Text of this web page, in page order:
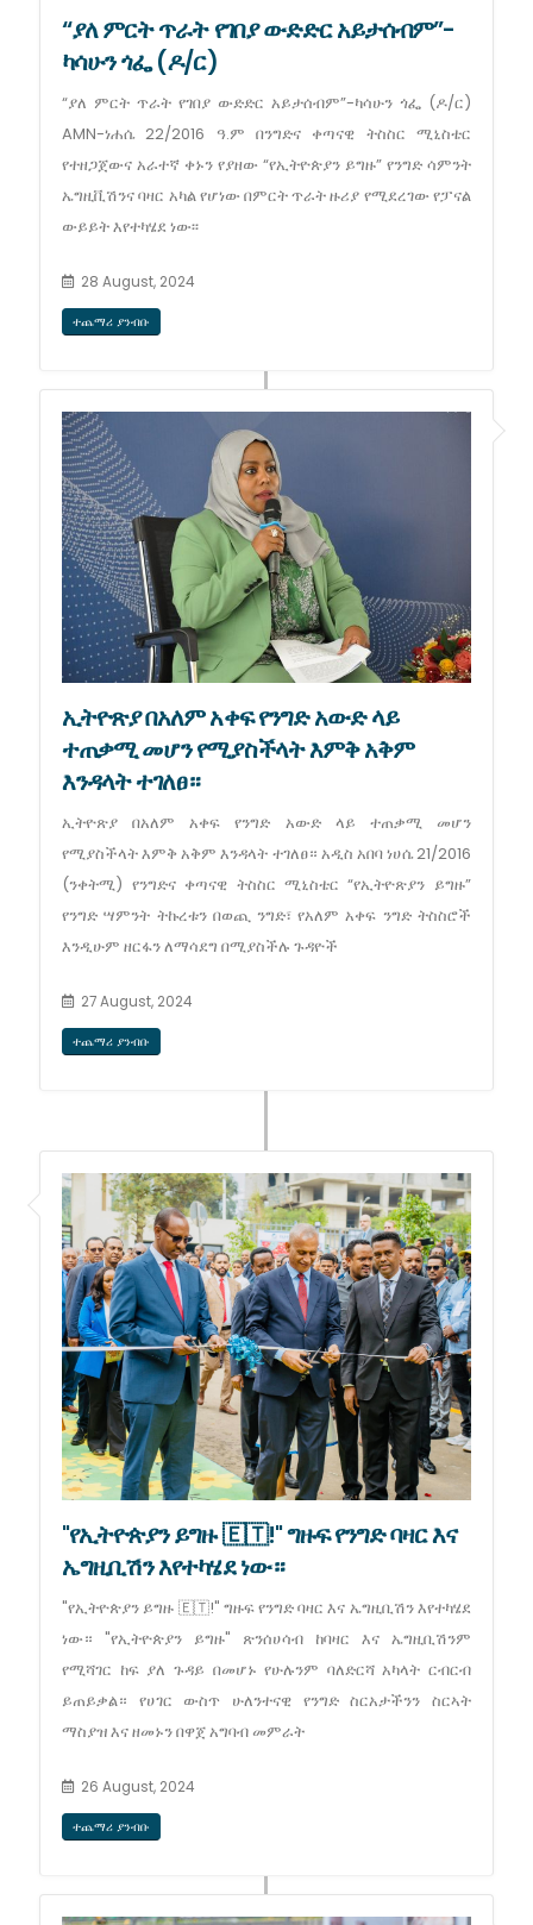
“ያለ ምርት ጥራት የገበያ ውድድር አይታሰብም”-
ካሳሁን ጎፌ (ዶ/ር)
“ያለ ምርት ጥራት የገበያ ውድድር አይታሰብም”-ካሳሁን ጎፌ (ዶ/ር)
AMN-ነሐሴ 22/2016 ዓ.ም በንግድና ቀጣናዊ ትስስር ሚኒስቴር
የተዘጋጀውና አራተኛ ቀኑን የያዘው “የኢትዮጵያን ይግዙ” የንግድ ሳምንት
ኤግዚቪሽንና ባዛር አካል የሆነው በምርት ጥራት ዙሪያ የሚደረገው የፓናል
ውይይት እየተካሄደ ነው፡፡
28 August, 2024
ተጨማሪ ያንብቡ
ኢትዮጽያ በአለም አቀፍ የንግድ አውድ ላይ
ተጠቃሚ መሆን የሚያስችላት እምቅ አቅም
እንዳላት ተገለፀ።
ኢትዮጽያ በአለም አቀፍ የንግድ አውድ ላይ ተጠቃሚ መሆን
የሚያስችላት እምቅ አቅም እንዳላት ተገለፀ። አዲስ አበባ ነሀሴ 21/2016
(ንቀትሚ) የንግድና ቀጣናዊ ትስስር ሚኒስቴር “የኢትዮጽያን ይግዙ”
የንግድ ሣምንት ትኩረቱን በወጪ ንግድ፣ የአለም አቀፍ ንግድ ትስስሮች
እንዲሁም ዘርፋን ለማሳደግ በሚያስችሉ ጉዳዮች
27 August, 2024
ተጨማሪ ያንብቡ
"የኢትዮጵያን ይግዙ 🇪🇹!" ግዙፍ የንግድ ባዛር እና
ኤግዚቢሽን እየተካሄደ ነው።
"የኢትዮጵያን ይግዙ 🇪🇹!" ግዙፍ የንግድ ባዛር እና ኤግዚቢሽን እየተካሄደ
ነው። "የኢትዮጵያን ይግዙ" ጽንሰሀሳብ ከባዛር እና ኤግዚቢሽንም
የሚሻገር ከፍ ያለ ጉዳይ በመሆኑ የሁሉንም ባለድርሻ አካላት ርብርብ
ይጠይቃል። የሀገር ውስጥ ሁለንተናዊ የንግድ ስርአታችንን ስርኣት
ማስያዝ እና ዘመኑን በዋጀ አግባብ መምራት
26 August, 2024
ተጨማሪ ያንብቡ